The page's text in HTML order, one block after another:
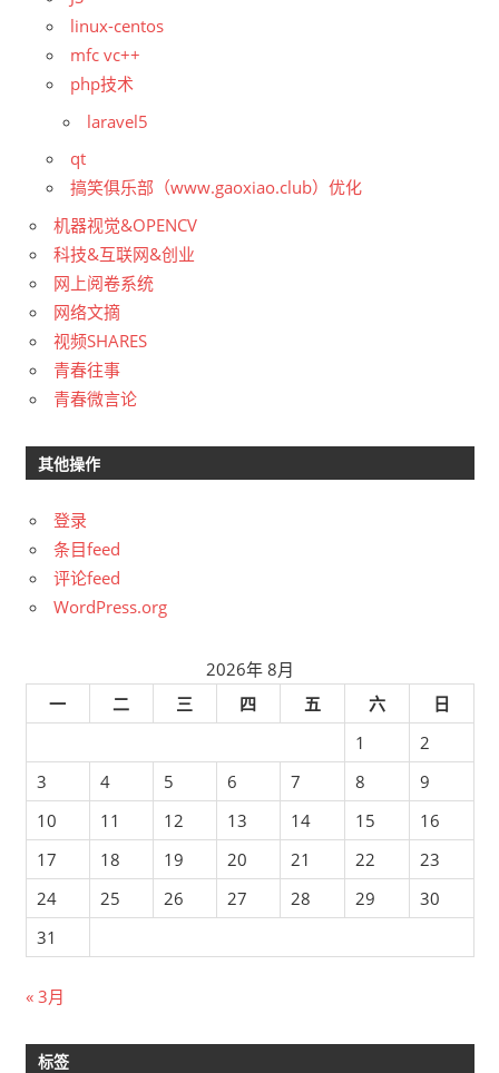
linux-centos
mfc vc++
php技术
laravel5
qt
搞笑俱乐部（www.gaoxiao.club）优化
机器视觉&OPENCV
科技&互联网&创业
网上阅卷系统
网络文摘
视频SHARES
青春往事
青春微言论
其他操作
登录
条目feed
评论feed
WordPress.org
2026年 8月
一
二 三 四 五 六
日
1
2
3
4 5 6 7 8
9
10
11 12 13 14 15
16
17
18 19 20 21 22
23
24
25 26 27 28 29
30
31
« 3月
标签